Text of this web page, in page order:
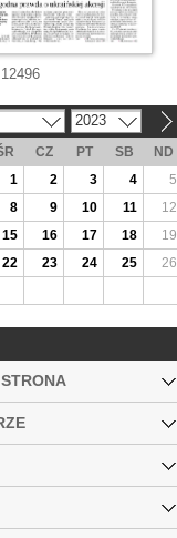
12496
2023
CZ PT SB
ND
1
2 3 4
5
8 9 10 11
12
15 16 17 18
19
22 23 24 25
26